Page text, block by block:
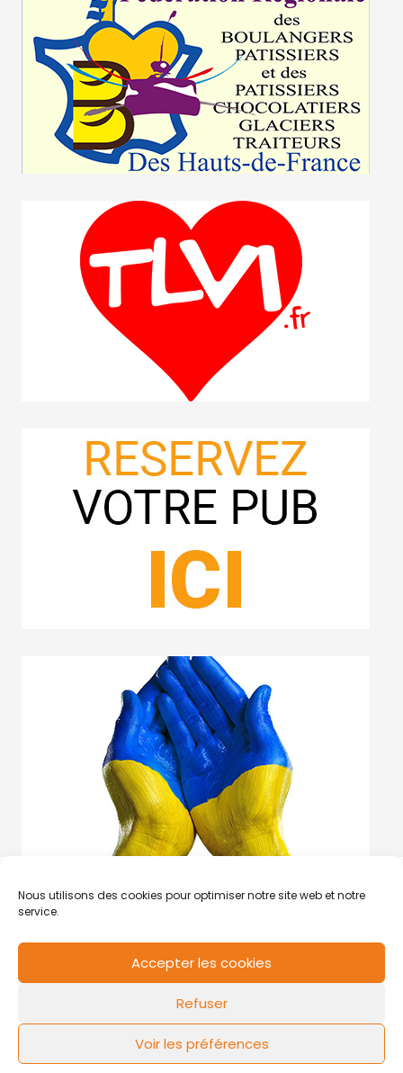
Nous utilisons des cookies pour optimiser notre site web et notre
service.
Accepter les cookies
Refuser
Voir les préférences
Mentions légales Politique de cookies
FLOW44